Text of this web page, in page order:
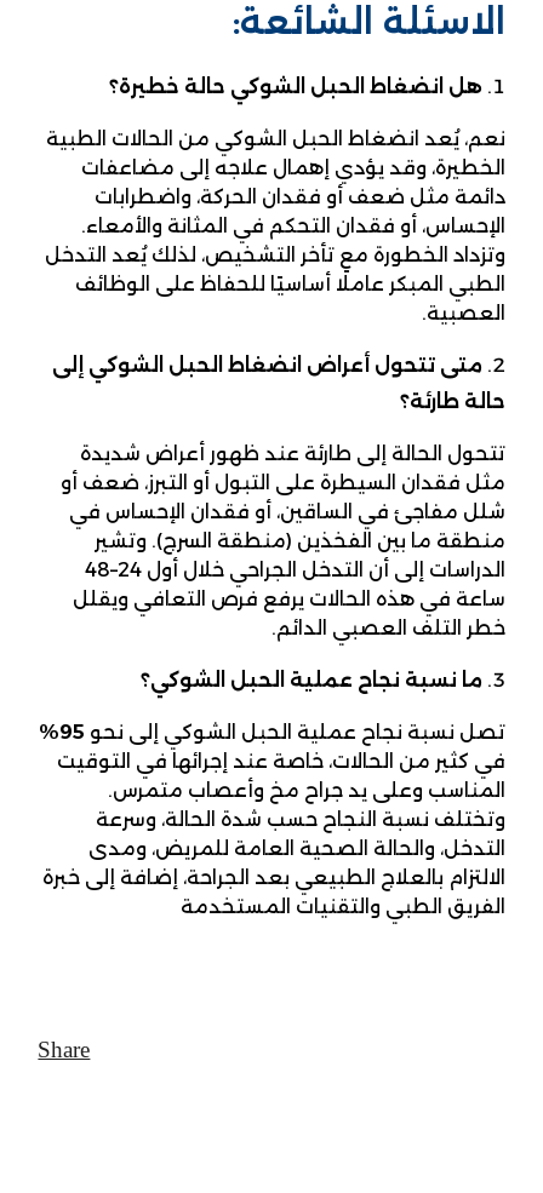
الاسئلة الشائعة:
هل انضغاط الحبل الشوكي حالة خطيرة؟
نعم، يُعد انضغاط الحبل الشوكي من الحالات الطبية
الخطيرة، وقد يؤدي إهمال علاجه إلى مضاعفات
دائمة مثل ضعف أو فقدان الحركة، واضطرابات
الإحساس، أو فقدان التحكم في المثانة والأمعاء.
وتزداد الخطورة مع تأخر التشخيص، لذلك يُعد التدخل
الطبي المبكر عاملًا أساسيًا للحفاظ على الوظائف
العصبية.
متى تتحول أعراض انضغاط الحبل الشوكي إلى
حالة طارئة؟
تتحول الحالة إلى طارئة عند ظهور أعراض شديدة
مثل فقدان السيطرة على التبول أو التبرز، ضعف أو
شلل مفاجئ في الساقين، أو فقدان الإحساس في
منطقة ما بين الفخذين (منطقة السرج). وتشير
الدراسات إلى أن التدخل الجراحي خلال أول 24–48
ساعة في هذه الحالات يرفع فرص التعافي ويقلل
خطر التلف العصبي الدائم.
ما نسبة نجاح عملية الحبل الشوكي؟
تصل نسبة نجاح عملية الحبل الشوكي إلى نحو 95%
في كثير من الحالات، خاصة عند إجرائها في التوقيت
المناسب وعلى يد جراح مخ وأعصاب متمرس.
وتختلف نسبة النجاح حسب شدة الحالة، وسرعة
التدخل، والحالة الصحية العامة للمريض، ومدى
الالتزام بالعلاج الطبيعي بعد الجراحة، إضافة إلى خبرة
الفريق الطبي والتقنيات المستخدمة